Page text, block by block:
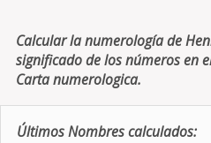
Calcular la numerología de
significado de los números en
Carta numerologica.
Últimos Nombres calculados: